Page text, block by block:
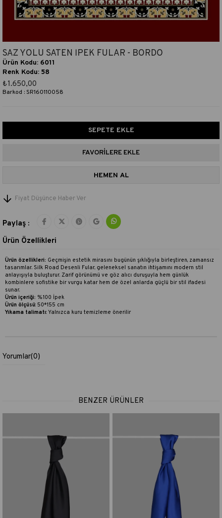
SAZ YOLU SATEN İPEK FULAR - BORDO
Ürün Kodu: 6011
Renk Kodu: 58
₺1.650,00
Barkod : SR160110058
FAVORILERE EKLE
Fiyat Düşünce Haber Ver
Paylaş :
Ürün Özellikleri
Ürün özellikleri: Geçmişin estetik mirasını bugünün şıklığıyla birleştiren, zamansız
tasarımlar. Silk Road Desenli Fular, geleneksel sanatın ihtişamını modern stil
anlayışıyla buluşturur. Zarif görünümü ve göz alıcı duruşuyla hem günlük
kombinlere sofistike bir vurgu katar hem de özel anlarda güçlü bir stil ifadesi
sunar.
Ürün içeriği: %100 İpek
Ürün ölçüsü: 50*155 cm
Yıkama talimatı: Yalnızca kuru temizleme önerilir
Yorumlar(0)
BENZER ÜRÜNLER